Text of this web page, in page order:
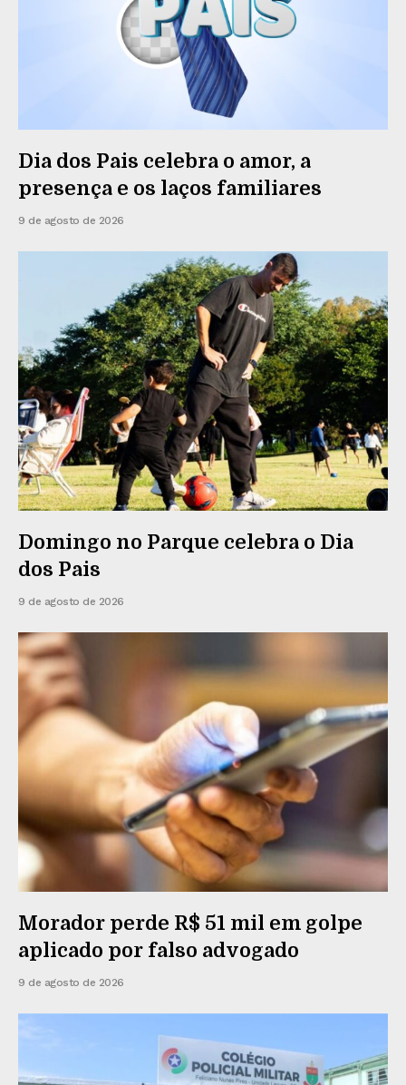
Dia dos Pais celebra o amor, a
presença e os laços familiares
9 de agosto de 2026
Domingo no Parque celebra o Dia
dos Pais
9 de agosto de 2026
Morador perde R$ 51 mil em golpe
aplicado por falso advogado
9 de agosto de 2026